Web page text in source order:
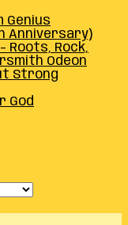
Genius
Anniversary)
– Roots, Rock,
Odeon
Strong
God